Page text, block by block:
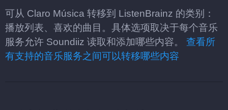
可从 Claro Música 转移到 ListenBrainz 的类别：
播放列表、喜欢的曲目。具体选项取决于每个音乐
服务允许 Soundiiz 读取和添加哪些内容。 查看所
有支持的音乐服务之间可以转移哪些内容